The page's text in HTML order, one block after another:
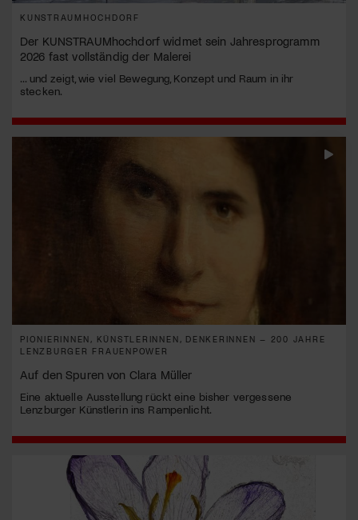
KUNSTRAUMHOCHDORF
Der KUNSTRAUMhochdorf widmet sein Jahresprogramm
2026 fast vollständig der Malerei
... und zeigt, wie viel Bewegung, Konzept und Raum in ihr
stecken.
PIONIERINNEN, KÜNSTLERINNEN, DENKERINNEN – 200 JAHRE
LENZBURGER FRAUENPOWER
Auf den Spuren von Clara Müller
Eine aktuelle Ausstellung rückt eine bisher vergessene
Lenzburger Künstlerin ins Rampenlicht.